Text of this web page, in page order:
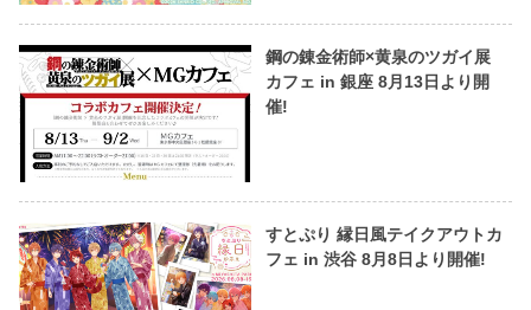
鋼の錬金術師×黄泉のツガイ展
カフェ in 銀座 8月13日より開
催!
すとぷり 縁日風テイクアウトカ
フェ in 渋谷 8月8日より開催!